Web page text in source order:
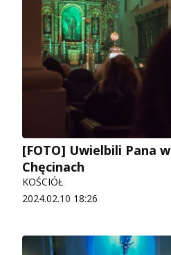
[FOTO] Uwielbili Pana w
Chęcinach
KOŚCIÓŁ
2024.02.10 18:26